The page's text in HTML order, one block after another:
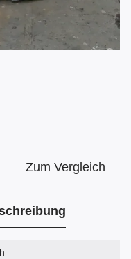
Zum Vergleich